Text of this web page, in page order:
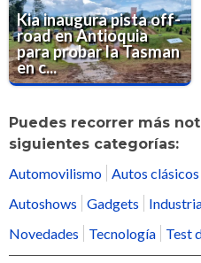
Kia inaugura pista off-
road en Antioquia
para probar la Tasman
en c...
Puedes recorrer más
siguientes categorías:
Automovilismo Autos clásicos
Autoshows
Gadgets
Novedades
Tecnología Test